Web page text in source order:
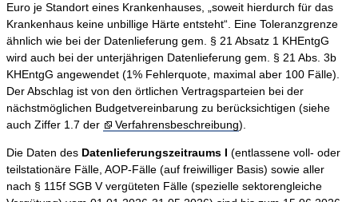
Euro je Standort eines Krankenhauses, „soweit hierdurch für das
Krankenhaus keine unbillige Härte entsteht“. Eine Toleranzgrenze
ähnlich wie bei der Datenlieferung gem. § 21 Absatz 1 KHEntgG
wird auch bei der unterjährigen Datenlieferung gem. § 21 Abs. 3b
KHEntgG angewendet (1% Fehlerquote, maximal aber 100 Fälle).
Der Abschlag ist von den örtlichen Vertragsparteien bei der
nächstmöglichen Budgetvereinbarung zu berücksichtigen (siehe
auch Ziffer 1.7 der
Verfahrensbeschreibung).
Die Daten des Datenlieferungszeitraums I (entlassene voll- oder
teilstationäre Fälle, AOP-Fälle (auf freiwilliger Basis) sowie aller
nach § 115f SGB V vergüteten Fälle (spezielle sektorengleiche